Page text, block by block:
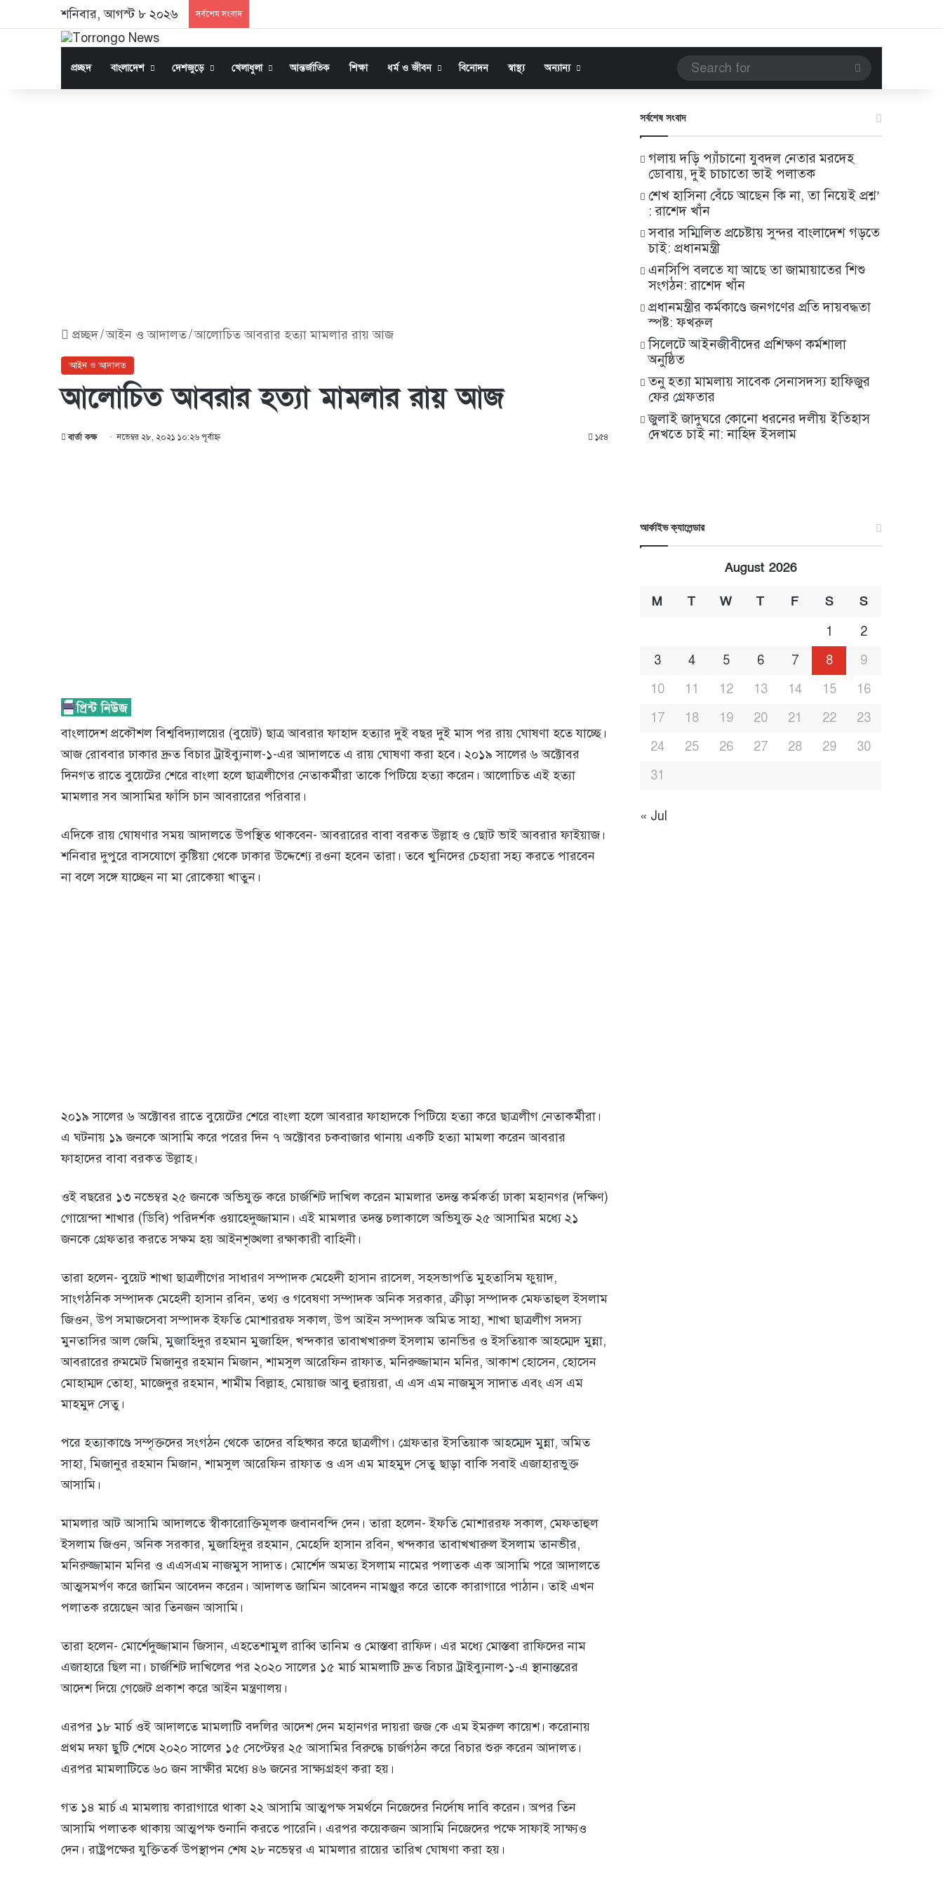
শনিবার, আগস্ট ৮ ২০২৬ সর্বশেষ সংবাদ
প্রচ্ছদ বাংলাদেশ দেশজুড়ে খেলাধুলা আন্তর্জাতিক শিক্ষা ধর্ম ও জীবন বিনোদন স্বাস্থ্য অন্যান্য
for
প্রচ্ছদ/আইন ও আদালত/আলোচিত আবরার হত্যা মামলার রায় আজ
আইন ও আদালত
আলোচিত আবরার হত্যা মামলার রায় আজ
বার্তা কক্ষ নভেম্বর ২৮, ২০২১ ১০:২৬ পূর্বাহ্ণ ১৫৪
বাংলাদেশ প্রকৌশল বিশ্ববিদ্যালয়ের (বুয়েট) ছাত্র আবরার ফাহাদ হত্যার দুই বছর দুই মাস পর রায় ঘোষণা হতে যাচ্ছে।
আজ রোববার ঢাকার দ্রুত বিচার ট্রাইব্যুনাল-১-এর আদালতে এ রায় ঘোষণা করা হবে। ২০১৯ সালের ৬ অক্টোবর
দিনগত রাতে বুয়েটের শেরে বাংলা হলে ছাত্রলীগের নেতাকর্মীরা তাকে পিটিয়ে হত্যা করেন। আলোচিত এই হত্যা
মামলার সব আসামির ফাঁসি চান আবরারের পরিবার।
এদিকে রায় ঘোষণার সময় আদালতে উপস্থিত থাকবেন- আবরারের বাবা বরকত উল্লাহ ও ছোট ভাই আবরার ফাইয়াজ।
শনিবার দুপুরে বাসযোগে কুষ্টিয়া থেকে ঢাকার উদ্দেশ্যে রওনা হবেন তারা। তবে খুনিদের চেহারা সহ্য করতে পারবেন
না বলে সঙ্গে যাচ্ছেন না মা রোকেয়া খাতুন।
২০১৯ সালের ৬ অক্টোবর রাতে বুয়েটের শেরে বাংলা হলে আবরার ফাহাদকে পিটিয়ে হত্যা করে ছাত্রলীগ নেতাকর্মীরা।
এ ঘটনায় ১৯ জনকে আসামি করে পরের দিন ৭ অক্টোবর চকবাজার থানায় একটি হত্যা মামলা করেন আবরার
ফাহাদের বাবা বরকত উল্লাহ।
ওই বছরের ১৩ নভেম্বর ২৫ জনকে অভিযুক্ত করে চার্জশিট দাখিল করেন মামলার তদন্ত কর্মকর্তা ঢাকা মহানগর (দক্ষিণ)
গোয়েন্দা শাখার (ডিবি) পরিদর্শক ওয়াহেদুজ্জামান। এই মামলার তদন্ত চলাকালে অভিযুক্ত ২৫ আসামির মধ্যে ২১
জনকে গ্রেফতার করতে সক্ষম হয় আইনশৃঙ্খলা রক্ষাকারী বাহিনী।
তারা হলেন- বুয়েট শাখা ছাত্রলীগের সাধারণ সম্পাদক মেহেদী হাসান রাসেল, সহসভাপতি মুহতাসিম ফুয়াদ,
সাংগঠনিক সম্পাদক মেহেদী হাসান রবিন, তথ্য ও গবেষণা সম্পাদক অনিক সরকার, ক্রীড়া সম্পাদক মেফতাহুল ইসলাম
জিওন, উপ সমাজসেবা সম্পাদক ইফতি মোশাররফ সকাল, উপ আইন সম্পাদক অমিত সাহা, শাখা ছাত্রলীগ সদস্য
মুনতাসির আল জেমি, মুজাহিদুর রহমান মুজাহিদ, খন্দকার তাবাখখারুল ইসলাম তানভির ও ইসতিয়াক আহম্মেদ মুন্না,
আবরারের রুমমেট মিজানুর রহমান মিজান, শামসুল আরেফিন রাফাত, মনিরুজ্জামান মনির, আকাশ হোসেন, হোসেন
মোহাম্মদ তোহা, মাজেদুর রহমান, শামীম বিল্লাহ, মোয়াজ আবু হুরায়রা, এ এস এম নাজমুস সাদাত এবং এস এম
মাহমুদ সেতু।
পরে হত্যাকাণ্ডে সম্পৃক্তদের সংগঠন থেকে তাদের বহিষ্কার করে ছাত্রলীগ। গ্রেফতার ইসতিয়াক আহম্মেদ মুন্না, অমিত
সাহা, মিজানুর রহমান মিজান, শামসুল আরেফিন রাফাত ও এস এম মাহমুদ সেতু ছাড়া বাকি সবাই এজাহারভুক্ত
আসামি।
মামলার আট আসামি আদালতে স্বীকারোক্তিমূলক জবানবন্দি দেন। তারা হলেন- ইফতি মোশাররফ সকাল, মেফতাহুল
ইসলাম জিওন, অনিক সরকার, মুজাহিদুর রহমান, মেহেদি হাসান রবিন, খন্দকার তাবাখখারুল ইসলাম তানভীর,
মনিরুজ্জামান মনির ও এএসএম নাজমুস সাদাত। মোর্শেদ অমত্য ইসলাম নামের পলাতক এক আসামি পরে আদালতে
আত্মসমর্পণ করে জামিন আবেদন করেন। আদালত জামিন আবেদন নামঞ্জুর করে তাকে কারাগারে পাঠান। তাই এখন
পলাতক রয়েছেন আর তিনজন আসামি।
তারা হলেন- মোর্শেদুজ্জামান জিসান, এহতেশামুল রাব্বি তানিম ও মোস্তবা রাফিদ। এর মধ্যে মোস্তবা রাফিদের নাম
এজাহারে ছিল না। চার্জশিট দাখিলের পর ২০২০ সালের ১৫ মার্চ মামলাটি দ্রুত বিচার ট্রাইব্যুনাল-১-এ স্থানান্তরের
আদেশ দিয়ে গেজেট প্রকাশ করে আইন মন্ত্রণালয়।
এরপর ১৮ মার্চ ওই আদালতে মামলাটি বদলির আদেশ দেন মহানগর দায়রা জজ কে এম ইমরুল কায়েশ। করোনায়
প্রথম দফা ছুটি শেষে ২০২০ সালের ১৫ সেপ্টেম্বর ২৫ আসামির বিরুদ্ধে চার্জগঠন করে বিচার শুরু করেন আদালত।
এরপর মামলাটিতে ৬০ জন সাক্ষীর মধ্যে ৪৬ জনের সাক্ষ্যগ্রহণ করা হয়।
গত ১৪ মার্চ এ মামলায় কারাগারে থাকা ২২ আসামি আত্মপক্ষ সমর্থনে নিজেদের নির্দোষ দাবি করেন। অপর তিন
আসামি পলাতক থাকায় আত্মপক্ষ শুনানি করতে পারেনি। এরপর কয়েকজন আসামি নিজেদের পক্ষে সাফাই সাক্ষ্যও
দেন। রাষ্ট্রপক্ষের যুক্তিতর্ক উপস্থাপন শেষ ২৮ নভেম্বর এ মামলার রায়ের তারিখ ঘোষণা করা হয়।
সর্বশেষ সংবাদ
গলায় দড়ি প্যাঁচানো যুবদল নেতার মরদেহ
ডোবায়, দুই চাচাতো ভাই পলাতক
শেখ হাসিনা বেঁচে আছেন কি না, তা নিয়েই প্রশ্ন’
: রাশেদ খাঁন
সবার সম্মিলিত প্রচেষ্টায় সুন্দর বাংলাদেশ গড়তে
চাই: প্রধানমন্ত্রী
এনসিপি বলতে যা আছে তা জামায়াতের শিশু
সংগঠন: রাশেদ খাঁন
প্রধানমন্ত্রীর কর্মকাণ্ডে জনগণের প্রতি দায়বদ্ধতা
স্পষ্ট: ফখরুল
সিলেটে আইনজীবীদের প্রশিক্ষণ কর্মশালা
অনুষ্ঠিত
তনু হত্যা মামলায় সাবেক সেনাসদস্য হাফিজুর
ফের গ্রেফতার
জুলাই জাদুঘরে কোনো ধরনের দলীয় ইতিহাস
দেখতে চাই না: নাহিদ ইসলাম
আর্কাইভ ক্যালেন্ডার
August 2026
M T W T F S S
1
2
3
4 5 6 7 8
9
10
11 12 13 14 15
16
17
18 19 20 21 22
23
24
25 26 27 28 29
30
31
« Jul